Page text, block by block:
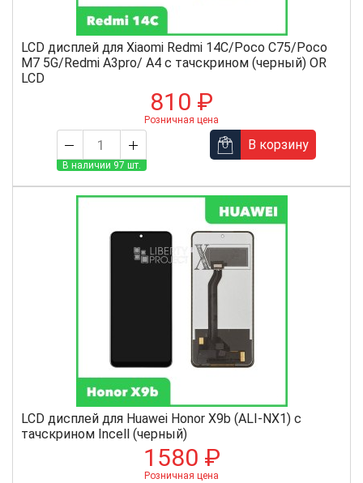
LCD дисплей для Xiaomi Redmi 14C/Poco C75/Poco
M7 5G/Redmi A3pro/ A4 с тачскрином (черный) OR
LCD
810 ₽
Розничная цена
В наличии 97 шт.
В корзину
LCD дисплей для Huawei Honor X9b (ALI-NX1) с
тачскрином Incell (черный)
1580 ₽
Розничная цена